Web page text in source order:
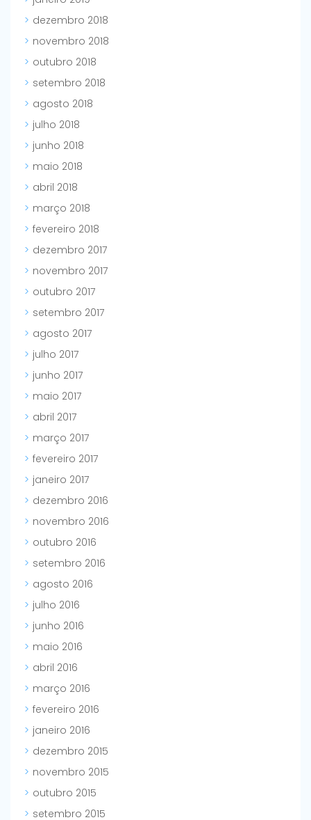
dezembro 2018
novembro 2018
outubro 2018
setembro 2018
agosto 2018
julho 2018
junho 2018
maio 2018
abril 2018
março 2018
fevereiro 2018
dezembro 2017
novembro 2017
outubro 2017
setembro 2017
agosto 2017
julho 2017
junho 2017
maio 2017
abril 2017
março 2017
fevereiro 2017
janeiro 2017
dezembro 2016
novembro 2016
outubro 2016
setembro 2016
agosto 2016
julho 2016
junho 2016
maio 2016
abril 2016
março 2016
fevereiro 2016
janeiro 2016
dezembro 2015
novembro 2015
outubro 2015
setembro 2015